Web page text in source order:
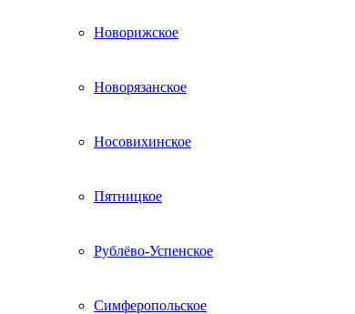
Новорижское
Новорязанское
Носовихинское
Пятницкое
Рублёво-Успенское
Симферопольское